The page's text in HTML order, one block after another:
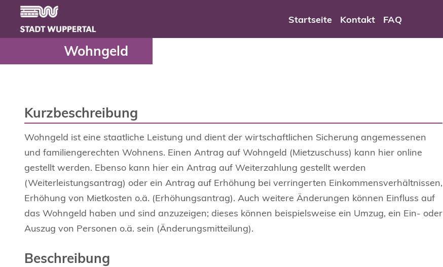
Zum Hauptinhalt springen
Wohngeld - Serviceportal Wuppertal
Header
Startseite Kontakt FAQ
Wohngeld
Kurzbeschreibung
Wohngeld ist eine staatliche Leistung und dient der wirtschaftlichen Sicherung angemessenen
und familiengerechten Wohnens. Einen Antrag auf Wohngeld (Mietzuschuss) kann hier online
gestellt werden. Ebenso kann hier ein Antrag auf Weiterzahlung gestellt werden
(Weiterleistungsantrag) oder ein Antrag auf Erhöhung bei verringerten Einkommensverhältnissen,
Erhöhung von Mietkosten o.ä. (Erhöhungsantrag). Auch weitere Änderungen können Einfluss auf
das Wohngeld haben und sind anzuzeigen; dieses können beispielsweise ein Umzug, ein Ein- oder
Auszug von Personen o.ä. sein (Änderungsmitteilung).
Beschreibung